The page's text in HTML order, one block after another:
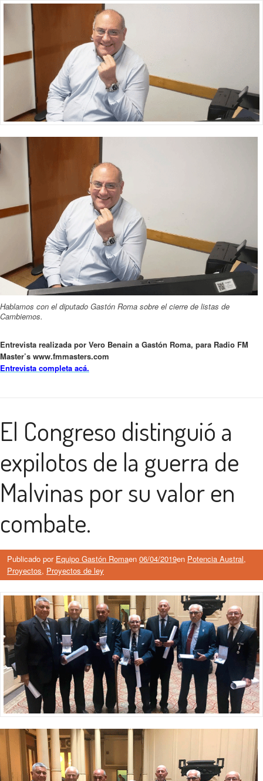
Hablamos con el diputado Gastón Roma sobre el cierre de listas de
Cambiemos.
Entrevista realizada por Vero Benain a Gastón Roma, para Radio FM
Master’s www.fmmasters.com
Entrevista completa acá.
El Congreso distinguió a
expilotos de la guerra de
Malvinas por su valor en
combate.
Publicado por Equipo Gastón Romaen 06/04/2019en Potencia Austral,
Proyectos, Proyectos de ley